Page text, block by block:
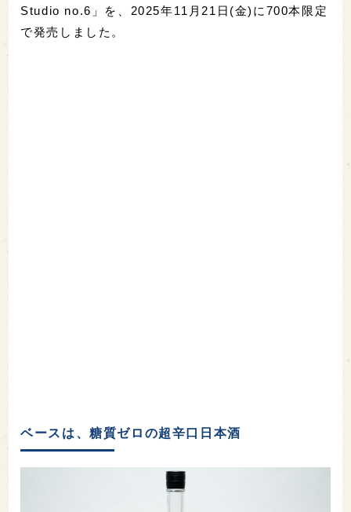
Studio no.6」を、2025年11月21日(金)に700本限定
で発売しました。
ベースは、糖質ゼロの超辛口日本酒